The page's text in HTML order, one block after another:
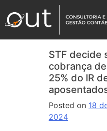
STF decide
cobrança
25% do IR
Posted on 18
2024